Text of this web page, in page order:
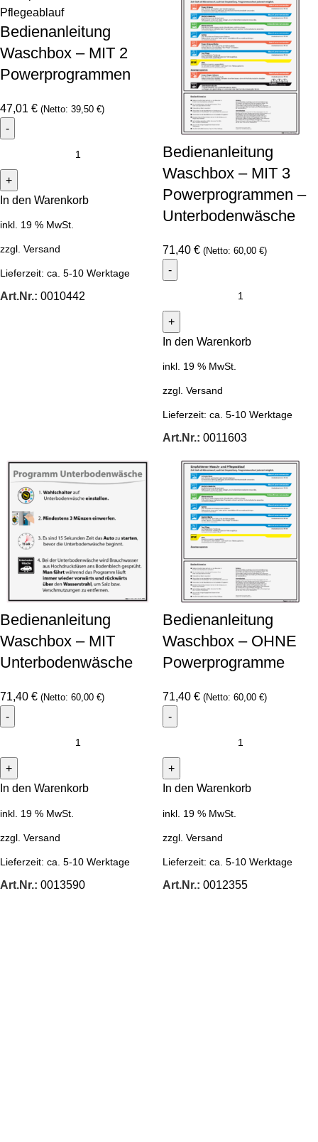
Bedienanleitung
Waschbox – MIT 2
Powerprogrammen
47,01 € (Netto: 39,50 €)
In den Warenkorb
inkl. 19 % MwSt.
zzgl. Versand
Lieferzeit: ca. 5-10 Werktage
Art.Nr.: 0010442
Bedienanleitung
Waschbox – MIT 3
Powerprogrammen –
Unterbodenwäsche
71,40 € (Netto: 60,00 €)
In den Warenkorb
inkl. 19 % MwSt.
zzgl. Versand
Lieferzeit: ca. 5-10 Werktage
Art.Nr.: 0011603
Bedienanleitung
Waschbox – MIT
Unterbodenwäsche
71,40 € (Netto: 60,00 €)
In den Warenkorb
inkl. 19 % MwSt.
zzgl. Versand
Lieferzeit: ca. 5-10 Werktage
Art.Nr.: 0013590
Bedienanleitung
Waschbox – OHNE
Powerprogramme
71,40 € (Netto: 60,00 €)
In den Warenkorb
inkl. 19 % MwSt.
zzgl. Versand
Lieferzeit: ca. 5-10 Werktage
Art.Nr.: 0012355